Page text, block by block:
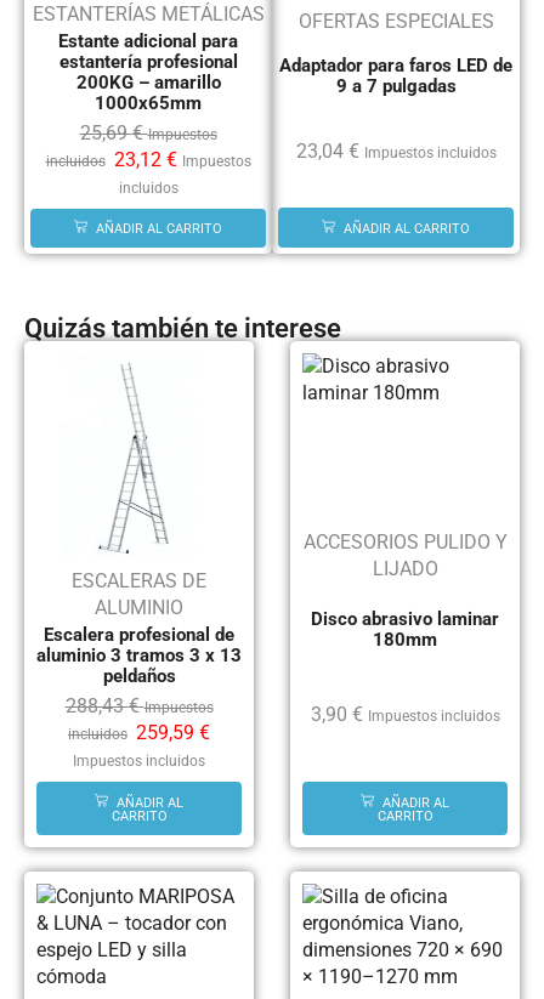
ESTANTERÍAS METÁLICAS
Estante adicional para
estantería profesional
200KG – amarillo
1000x65mm
25,69€ Impuestos
incluidos 23,12 € Impuestos
incluidos
AÑADIR AL CARRITO
OFERTAS ESPECIALES
Adaptador para faros LED de
9 a 7 pulgadas
23,04 € Impuestos incluidos
AÑADIR AL CARRITO
Quizás también te interese
ESCALERAS DE
ALUMINIO
Escalera profesional de
aluminio 3 tramos 3 x 13
peldaños
288,43€ Impuestos
incluidos 259,59 €
Impuestos incluidos
AÑADIR AL
CARRITO
ACCESORIOS PULIDO Y
LIJADO
Disco abrasivo laminar
180mm
3,90 € Impuestos incluidos
AÑADIR AL
CARRITO